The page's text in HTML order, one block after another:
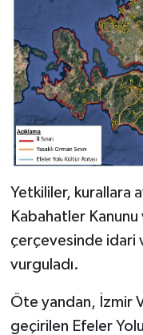
Yetkililer, kurallara
Kabahatler
çerçevesinde idari
vurguladı.
Öte yandan, İzmir
geçirilen Efeler Yolu